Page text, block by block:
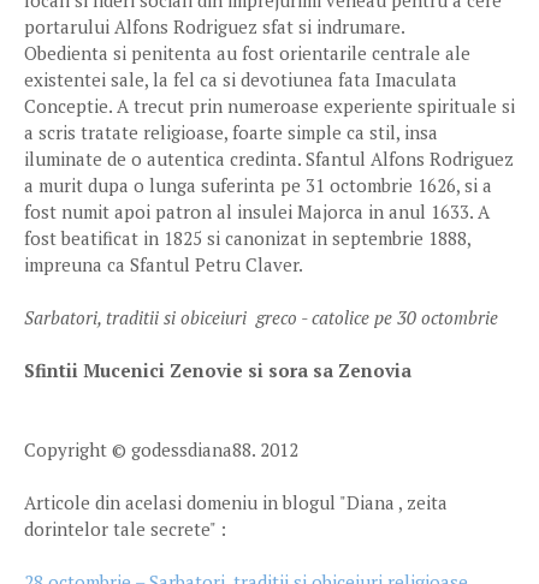
portarului Alfons Rodriguez sfat si indrumare.
Obedienta si penitenta au fost orientarile centrale ale
existentei sale, la fel ca si devotiunea fata Imaculata
Conceptie. A trecut prin numeroase experiente spirituale si
a scris tratate religioase, foarte simple ca stil, insa
iluminate de o autentica credinta. Sfantul Alfons Rodriguez
a murit dupa o lunga suferinta pe 31 octombrie 1626, si a
fost numit apoi patron al insulei Majorca in anul 1633. A
fost beatificat in 1825 si canonizat in septembrie 1888,
impreuna ca Sfantul Petru Claver.
Sarbatori, traditii si obiceiuri greco - catolice pe 30 octombrie
Sfintii Mucenici Zenovie si sora sa Zenovia
Copyright © godessdiana88. 2012
Articole din acelasi domeniu in blogul "Diana , zeita
dorintelor tale secrete" :